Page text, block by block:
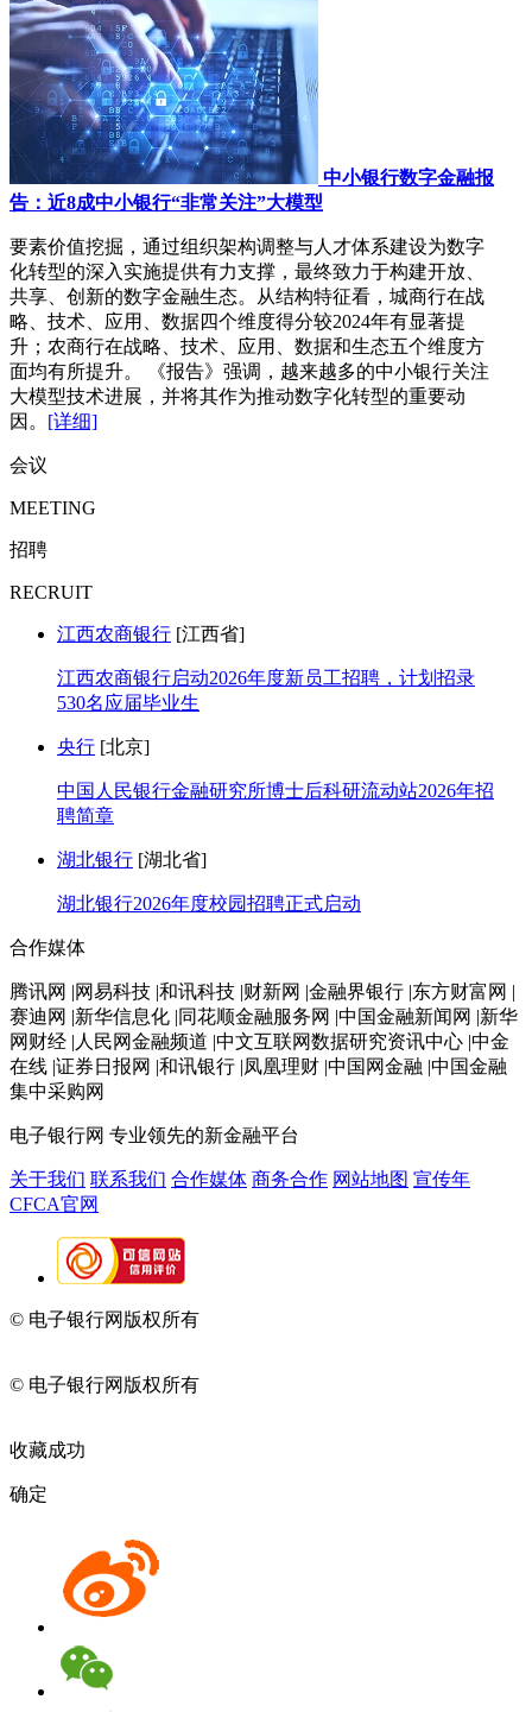
中小银行数字金融报
告：近8成中小银行“非常关注”大模型
要素价值挖掘，通过组织架构调整与人才体系建设为数字
化转型的深入实施提供有力支撑，最终致力于构建开放、
共享、创新的数字金融生态。从结构特征看，城商行在战
略、技术、应用、数据四个维度得分较2024年有显著提
升；农商行在战略、技术、应用、数据和生态五个维度方
面均有所提升。 《报告》强调，越来越多的中小银行关注
大模型技术进展，并将其作为推动数字化转型的重要动
因。 [详细]
会议
MEETING
招聘
RECRUIT
江西农商银行 [江西省]
江西农商银行启动2026年度新员工招聘，计划招录
530名应届毕业生
央行 [北京]
中国人民银行金融研究所博士后科研流动站2026年招
聘简章
湖北银行 [湖北省]
湖北银行2026年度校园招聘正式启动
合作媒体
腾讯网 |网易科技 |和讯科技 |财新网 |金融界银行 |东方财富网 |
赛迪网 |新华信息化 |同花顺金融服务网 |中国金融新闻网 |新华
网财经 |人民网金融频道 |中文互联网数据研究资讯中心 |中金
在线 |证券日报网 |和讯银行 |凤凰理财 |中国网金融 |中国金融
集中采购网
电子银行网 专业领先的新金融平台
关于我们 联系我们 合作媒体 商务合作 网站地图 宣传年
CFCA官网
© 电子银行网版权所有
© 电子银行网版权所有
收藏成功
确定